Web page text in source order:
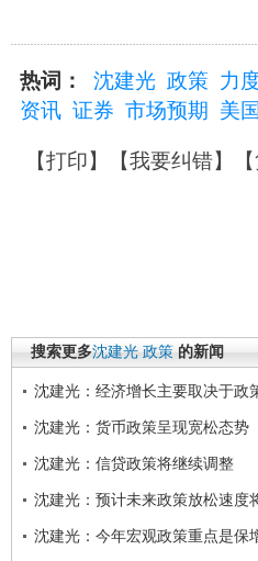
热词： 沈建光 政策 力
资讯 证券 市场预期 美
【打印】【我要纠错】【
搜索更多沈建光 政策 的新闻
沈建光：经济增长主要取决于政
沈建光：货币政策呈现宽松态势
沈建光：信贷政策将继续调整
沈建光：预计未来政策放松速度
沈建光：今年宏观政策重点是保